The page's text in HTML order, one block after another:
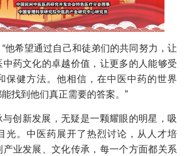
他希望通过自己和徒弟们的共同努力，让
药文化的卓越价值，让更多的人能够受
保健方法。他相信，在中医中药的世界
找到他们真正需要的答案。”
创新发展，无疑是一颗耀眼的明星，吸
光。中医药展开了热烈讨论，从人才培
产业发展、文化传承，每一个方面都关系